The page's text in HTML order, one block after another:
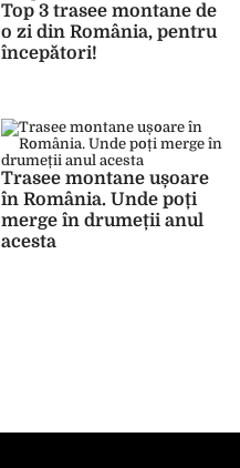
Top 3 trasee montane de
o zi din România, pentru
începători!
Trasee montane ușoare
în România. Unde poți
merge în drumeții anul
acesta